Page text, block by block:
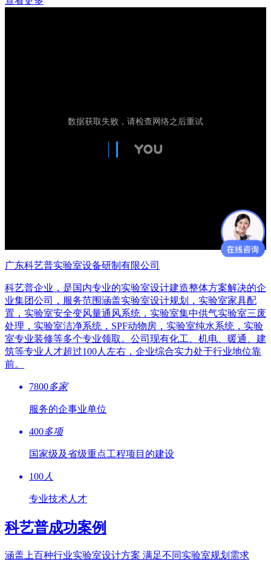
广东科艺普实验室设备研制有限公司
科艺普企业，是国内专业的实验室设计建造整体方案解决的企
业集团公司，服务范围涵盖实验室设计规划，实验室家具配
置，实验室安全变风量通风系统，实验室集中供气实验室三废
处理，实验室洁净系统，SPF动物房，实验室纯水系统，实验
室专业装修等多个专业领取。公司现有化工、机电、暖通、建
筑等专业人才超过100人左右，企业综合实力处于行业地位靠
前。
7800多家
服务的企事业单位
400多项
国家级及省级重点工程项目的建设
100 人
专业技术人才
科艺普成功案例
涵盖上百种行业实验室设计方案 满足不同实验室规划需求